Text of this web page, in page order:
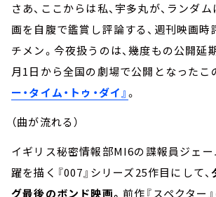
さあ、ここからは私、宇多丸が、ランダ
画を自腹で鑑賞し評論する、週刊映画時
チメン。今夜扱うのは、幾度もの公開延
月1日から全国の劇場で公開となったこ
ー・タイム・トゥ・ダイ』。
（曲が流れる）
イギリス秘密情報部MI6の諜報員ジェー
躍を描く『007』シリーズ25作目にして、
グ最後のボンド映画。 前作『スペクター